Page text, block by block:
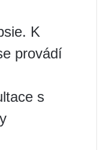
K
provádí
s